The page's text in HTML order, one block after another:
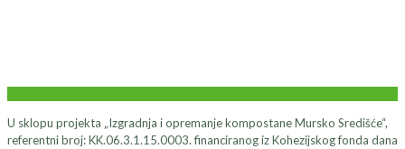
U sklopu projekta „Izgradnja i opremanje kompostane Mursko Središće“,
referentni broj: KK.06.3.1.15.0003. financiranog iz Kohezijskog fonda dana